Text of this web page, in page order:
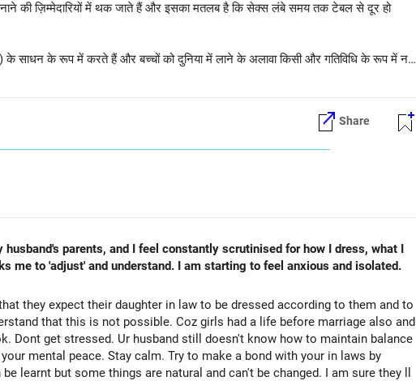
की ज़िम्मेदारियों में थक जाते हैं और इसका मतलब है कि सेक्स लंबे समय तक टेबल से दूर हो
साधन के रूप में करते हैं और बच्चों को दुनिया में लाने के अलावा किसी और गतिविधि के रूप में नहीं
के अन्य रूपों का भी आधार है। इस पर बेहतर काम करें...पहले एक-दूसरे के दोस्त बनने की कोशिश
नहीं है कि वह भूल जाए कि उसकी पत्नी को उसकी देखभाल की ज़रूरत है। साथ ही, तब तक
फेसबुक: अनुकृष07/ और लिंक्डइन: अनुकृष्णा-जॉयऑफसर्विंग/
Share
parents, and I feel constantly scrutinised for how I dress, what I
me to 'adjust' and understand. I am starting to feel anxious and isolated.
they expect their daughter in law to be dressed according to them and to
that this is not possible. Coz girls had a life before marriage also and
Dont get stressed. Ur husband still doesn't know how to maintain balance
mental peace. Stay calm. Try to make a bond with your in laws by
learnt but some things are natural and can't be changed. I am sure they ll